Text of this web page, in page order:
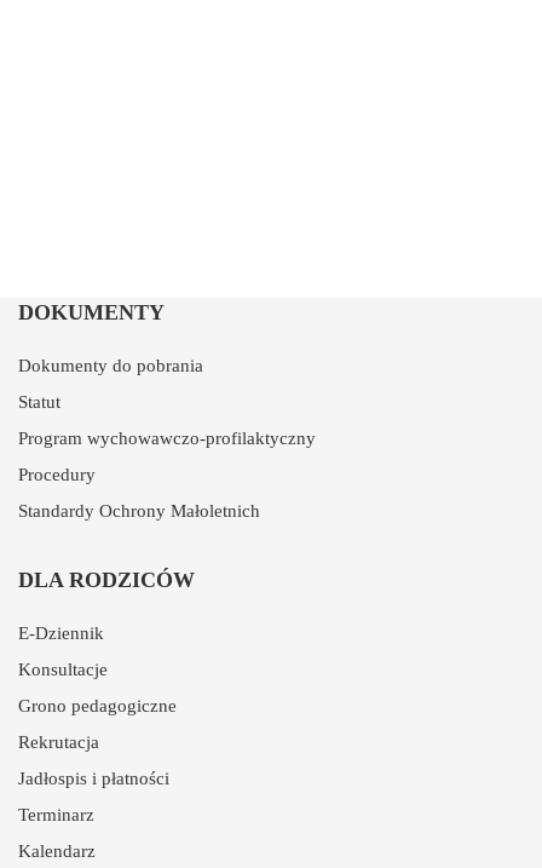
DOKUMENTY
Dokumenty do pobrania
Statut
Program wychowawczo-profilaktyczny
Procedury
Standardy Ochrony Małoletnich
DLA RODZICÓW
E-Dziennik
Konsultacje
Grono pedagogiczne
Rekrutacja
Jadłospis i płatności
Terminarz
Kalendarz